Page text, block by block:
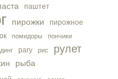
паштет
пирожки пирожное
помидоры пончики
рагу рис рулет
рыба